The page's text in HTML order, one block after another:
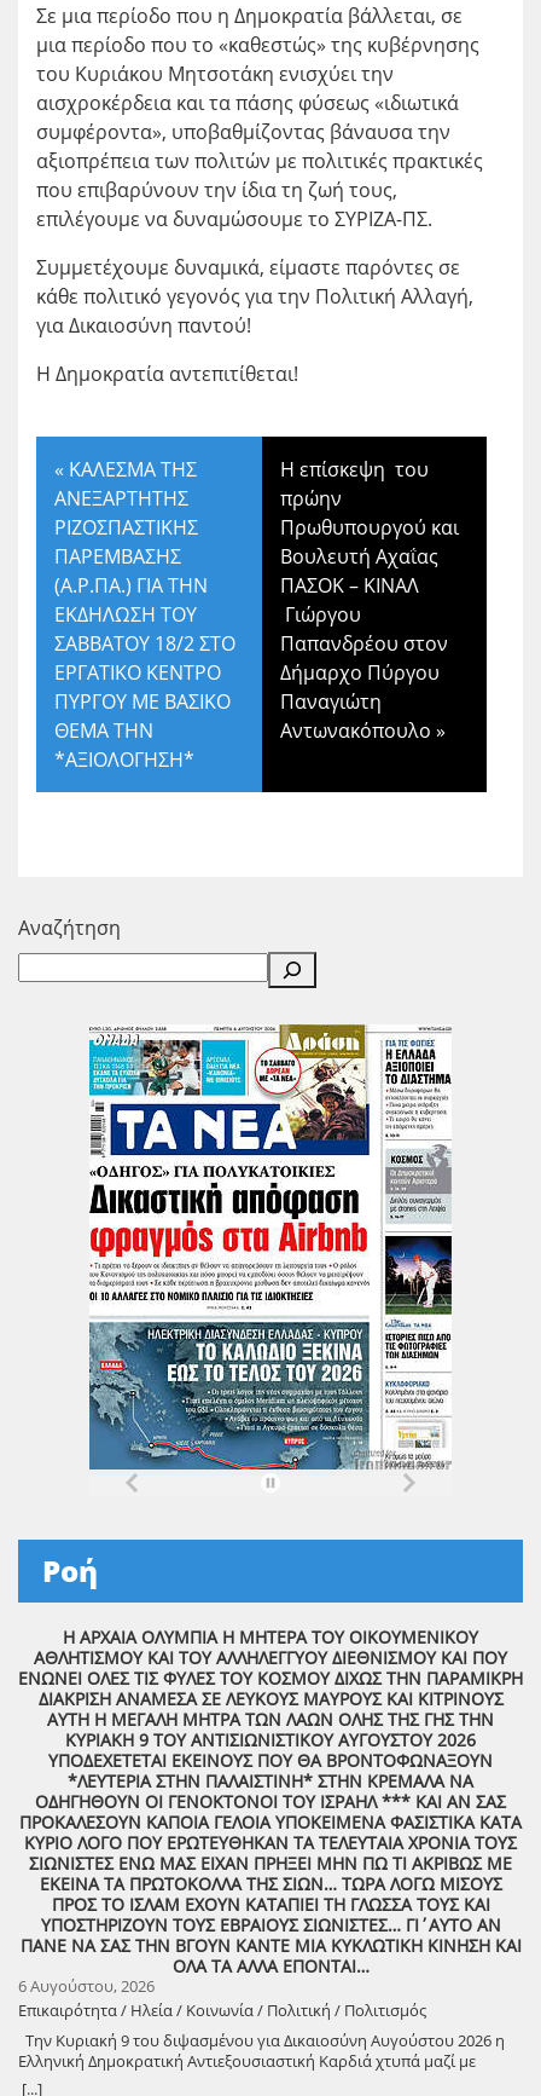
Σε μια περίοδο που η Δημοκρατία βάλλεται, σε
μια περίοδο που το «καθεστώς» της κυβέρνησης
του Κυριάκου Μητσοτάκη ενισχύει την
αισχροκέρδεια και τα πάσης φύσεως «ιδιωτικά
συμφέροντα», υποβαθμίζοντας βάναυσα την
αξιοπρέπεια των πολιτών με πολιτικές πρακτικές
που επιβαρύνουν την ίδια τη ζωή τους,
επιλέγουμε να δυναμώσουμε το ΣΥΡΙΖΑ-ΠΣ.
Συμμετέχουμε δυναμικά, είμαστε παρόντες σε
κάθε πολιτικό γεγονός για την Πολιτική Αλλαγή,
για Δικαιοσύνη παντού!
Η Δημοκρατία αντεπιτίθεται!
« ΚΑΛΕΣΜΑ ΤΗΣ
ΑΝΕΞΑΡΤΗΤΗΣ
ΡΙΖΟΣΠΑΣΤΙΚΗΣ
ΠΑΡΕΜΒΑΣΗΣ
(Α.Ρ.ΠΑ.) ΓΙΑ ΤΗΝ
ΕΚΔΗΛΩΣΗ ΤΟΥ
ΣΑΒΒΑΤΟΥ 18/2 ΣΤΟ
ΕΡΓΑΤΙΚΟ ΚΕΝΤΡΟ
ΠΥΡΓΟΥ ΜΕ ΒΑΣΙΚΟ
ΘΕΜΑ ΤΗΝ
*ΑΞΙΟΛΟΓΗΣΗ*
Η επίσκεψη του
πρώην
Πρωθυπουργού και
Βουλευτή Αχαΐας
ΠΑΣΟΚ – ΚΙΝΑΛ
Γιώργου
Παπανδρέου στον
Δήμαρχο Πύργου
Παναγιώτη
Αντωνακόπουλο »
Αναζήτηση
Ροή
Η ΑΡΧΑΙΑ ΟΛΥΜΠΙΑ Η ΜΗΤΕΡΑ ΤΟΥ ΟΙΚΟΥΜΕΝΙΚΟΥ
ΑΘΛΗΤΙΣΜΟΥ ΚΑΙ ΤΟΥ ΑΛΛΗΛΕΓΓΥΟΥ ΔΙΕΘΝΙΣΜΟΥ ΚΑΙ ΠΟΥ
ΕΝΩΝΕΙ ΟΛΕΣ ΤΙΣ ΦΥΛΕΣ ΤΟΥ ΚΟΣΜΟΥ ΔΙΧΩΣ ΤΗΝ ΠΑΡΑΜΙΚΡΗ
ΔΙΑΚΡΙΣΗ ΑΝΑΜΕΣΑ ΣΕ ΛΕΥΚΟΥΣ ΜΑΥΡΟΥΣ ΚΑΙ ΚΙΤΡΙΝΟΥΣ
ΑΥΤΗ Η ΜΕΓΑΛΗ ΜΗΤΡΑ ΤΩΝ ΛΑΩΝ ΟΛΗΣ ΤΗΣ ΓΗΣ ΤΗΝ
ΚΥΡΙΑΚΗ 9 ΤΟΥ ΑΝΤΙΣΙΩΝΙΣΤΙΚΟΥ ΑΥΓΟΥΣΤΟΥ 2026
ΥΠΟΔΕΧΕΤΕΤΑΙ ΕΚΕΙΝΟΥΣ ΠΟΥ ΘΑ ΒΡΟΝΤΟΦΩΝΑΞΟΥΝ
*ΛΕΥΤΕΡΙΑ ΣΤΗΝ ΠΑΛΑΙΣΤΙΝΗ* ΣΤΗΝ ΚΡΕΜΑΛΑ ΝΑ
ΟΔΗΓΗΘΟΥΝ ΟΙ ΓΕΝΟΚΤΟΝΟΙ ΤΟΥ ΙΣΡΑΗΛ *** ΚΑΙ ΑΝ ΣΑΣ
ΠΡΟΚΑΛΕΣΟΥΝ ΚΑΠΟΙΑ ΓΕΛΟΙΑ ΥΠΟΚΕΙΜΕΝΑ ΦΑΣΙΣΤΙΚΑ ΚΑΤΑ
ΚΥΡΙΟ ΛΟΓΟ ΠΟΥ ΕΡΩΤΕΥΘΗΚΑΝ ΤΑ ΤΕΛΕΥΤΑΙΑ ΧΡΟΝΙΑ ΤΟΥΣ
ΣΙΩΝΙΣΤΕΣ ΕΝΩ ΜΑΣ ΕΙΧΑΝ ΠΡΗΞΕΙ ΜΗΝ ΠΩ ΤΙ ΑΚΡΙΒΩΣ ΜΕ
ΕΚΕΙΝΑ ΤΑ ΠΡΩΤΟΚΟΛΛΑ ΤΗΣ ΣΙΩΝ… ΤΩΡΑ ΛΟΓΩ ΜΙΣΟΥΣ
ΠΡΟΣ ΤΟ ΙΣΛΑΜ ΕΧΟΥΝ ΚΑΤΑΠΙΕΙ ΤΗ ΓΛΩΣΣΑ ΤΟΥΣ ΚΑΙ
ΥΠΟΣΤΗΡΙΖΟΥΝ ΤΟΥΣ ΕΒΡΑΙΟΥΣ ΣΙΩΝΙΣΤΕΣ… ΓΙ΄ΑΥΤΟ ΑΝ
ΠΑΝΕ ΝΑ ΣΑΣ ΤΗΝ ΒΓΟΥΝ ΚΑΝΤΕ ΜΙΑ ΚΥΚΛΩΤΙΚΗ ΚΙΝΗΣΗ ΚΑΙ
ΟΛΑ ΤΑ ΑΛΛΑ ΕΠΟΝΤΑΙ…
6 Αυγούστου, 2026
Επικαιρότητα / Ηλεία / Κοινωνία / Πολιτική / Πολιτισμός
Την Κυριακή 9 του διψασμένου για Δικαιοσύνη Αυγούστου 2026 η
Ελληνική Δημοκρατική Αντιεξουσιαστική Καρδιά χτυπά μαζί με
ΟΛΟΥΣ τους Συναγωνιστές για την Παλαιστίνη μέρα Μνήμης και
[...]